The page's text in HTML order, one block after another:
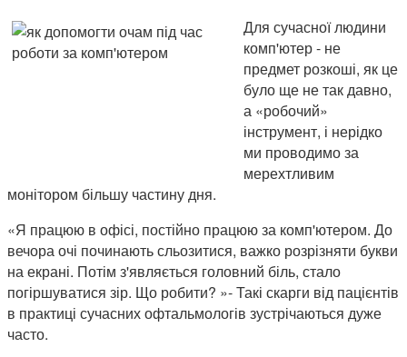
Для сучасної людини
комп'ютер - не
предмет розкоші, як це
було ще не так давно,
а «робочий»
інструмент, і нерідко
ми проводимо за
мерехтливим
монітором більшу частину дня.
«Я працюю в офісі, постійно працюю за комп'ютером. До
вечора очі починають сльозитися, важко розрізняти букви
на екрані. Потім з'являється головний біль, стало
погіршуватися зір. Що робити? »- Такі скарги від пацієнтів
в практиці сучасних офтальмологів зустрічаються дуже
часто.